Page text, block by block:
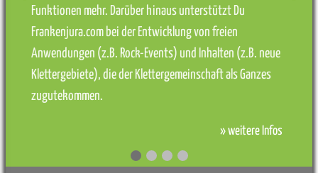
Funktionen mehr. Darüber hinaus unterstützt Du
Frankenjura.com bei der Entwicklung von freien
Anwendungen (z.B. Rock-Events) und Inhalten (z.B. neue
Klettergebiete), die der Klettergemeinschaft als Ganzes
zugutekommen.
» weitere Infos